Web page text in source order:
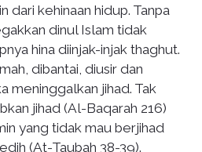
dari kehinaan hidup. Tanpa
dinul Islam tidak
hina diinjak-injak thaghut.
dibantai, diusir dan
meninggalkan jihad. Tak
jihad (Al-Baqarah 216)
yang tidak mau berjihad
(At-Taubah 38-39).